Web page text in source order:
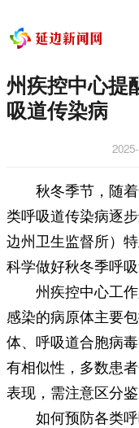
州疾控中心提
吸道传染病
秋冬季节，随
类呼吸道传染病逐
边州卫生监督所）
科学做好秋冬季呼
州疾控中心工
感染的病原体主要
体、呼吸道合胞病
有相似性，多数患
表现，需注意区分鉴
如何预防各类